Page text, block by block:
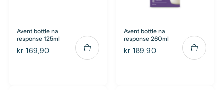
Avent bottle na
response 125ml
kr 169,90
Avent bottle na
response 260ml
kr 189,90